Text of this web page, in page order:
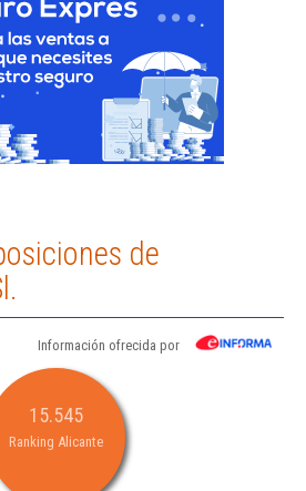
de
Información ofrecida por
15.545
Ranking Alicante